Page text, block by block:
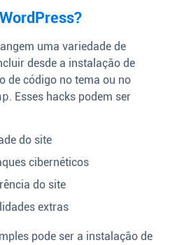
uma variedade de
desde a instalação de
de código no tema ou no
. Esses hacks podem ser
do site
cibernéticos
do site
extras
pode ser a instalação de